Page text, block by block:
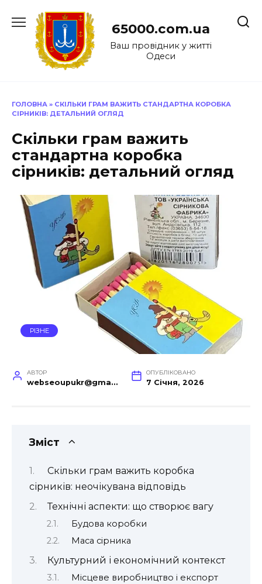
до
65000.com.ua
Ваш провідник у житті
Одеси
ГОЛОВНА » СКІЛЬКИ ГРАМ ВАЖИТЬ СТАНДАРТНА КОРОБКА
СІРНИКІВ: ДЕТАЛЬНИЙ ОГЛЯД
Скільки грам важить
стандартна коробка
сірників: детальний огляд
РІЗНЕ
АВТОР
webseoupukr@gmail.com
ОПУБЛІКОВАНО
7 Січня, 2026
Зміст
Скільки грам важить коробка
сірників: неочікувана відповідь
Технічні аспекти: що створює вагу
Будова коробки
Маса сірника
Культурний і економічний контекст
Місцеве виробництво і експорт